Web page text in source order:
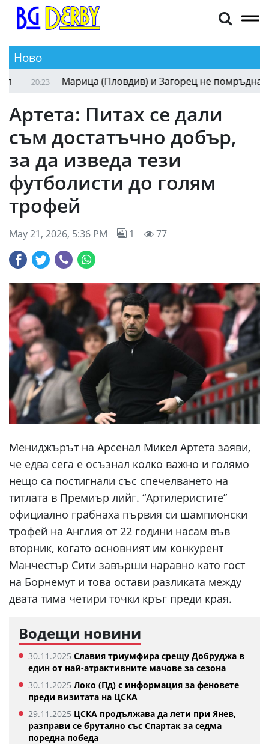
Ново
20:39 ОФК Костинброд удари десет от Кюстендил
Артета: Питах се дали
съм достатъчно добър,
за да изведа тези
футболисти до голям
трофей
May 21, 2026, 5:36 PM 1 77
Мениджърът на Арсенал Микел Артета заяви,
че едва сега е осъзнал колко важно и голямо
нещо са постигнали със спечелването на
титлата в Премиър лийг. “Артилеристите”
официално грабнаха първия си шампионски
трофей на Англия от 22 години насам във
вторник, когато основният им конкурент
Манчестър Сити завърши наравно като гост
на Борнемут и това остави разликата между
двата тима четири точки кръг преди края.
Водещи новини
30.11.2025 Славия триумфира срещу Добруджа в
един от най-атрактивните мачове за сезона
30.11.2025 Локо (Пд) с информация за феновете
преди визитата на ЦСКА
29.11.2025 ЦСКА продължава да лети при Янев,
разправи се брутално със Спартак за седма
поредна победа